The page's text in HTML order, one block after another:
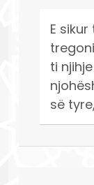
E
ti
së